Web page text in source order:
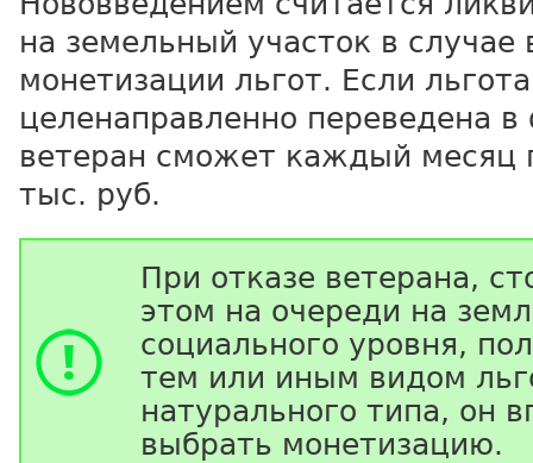
на земельный участок в случае
монетизации льгот. Если
целенаправленно переведена
ветеран сможет каждый месяц
тыс. руб.
При отказе ветерана,
этом на очереди на
социального уровня,
тем или иным видом
натурального типа, он
выбрать монетизацию.